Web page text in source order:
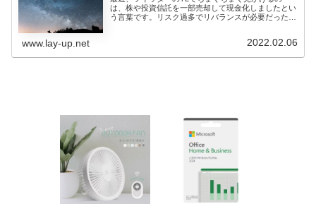
は、株や投資信託を一部売却して現金化しましたとい
う言葉です。リスク過多でリバランスが必要だった
www.lay-up.net 2022.02.06